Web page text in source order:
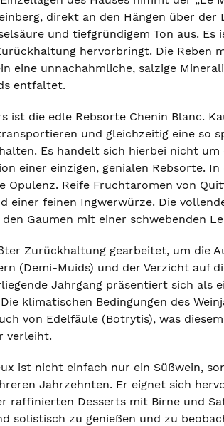
direkt an den Hängen über
und tiefgründigem Ton aus.
hervorbringt. Die Reben
eine unnachahmliche, salzige
entfaltet.
ist die edle Rebsorte Chenin Blanc.
und gleichzeitig eine so
Es handelt sich hierbei nicht
einer einzigen, genialen Rebsorte.
Opulenz. Reife Fruchtaromen von
einer feinen Ingwerwürze. Die
Gaumen mit einer schwebenden
Zurückhaltung gearbeitet, um die
(Demi-Muids) und der Verzicht auf
Jahrgang präsentiert sich
klimatischen Bedingungen des
von Edelfäule (Botrytis), was
verleiht.
ist nicht einfach nur ein Süßwein,
Jahrzehnten. Er eignet sich
raffinierten Desserts mit Birne und
solistisch zu genießen und zu